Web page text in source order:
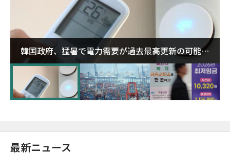
韓国政府、猛暑で電力需要が過去最高更新の可能性
に需給対応体制を点検
最新ニュース